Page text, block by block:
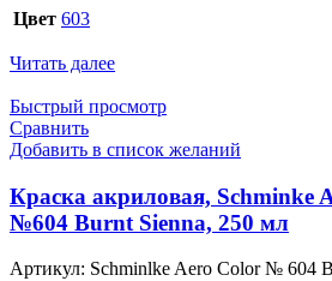
Цвет 603
Читать далее
Быстрый просмотр
Сравнить
Добавить в список желаний
Краска акриловая, Schminke
№604 Burnt Sienna, 250 мл
Артикул: Schminlke Aero Color № 604